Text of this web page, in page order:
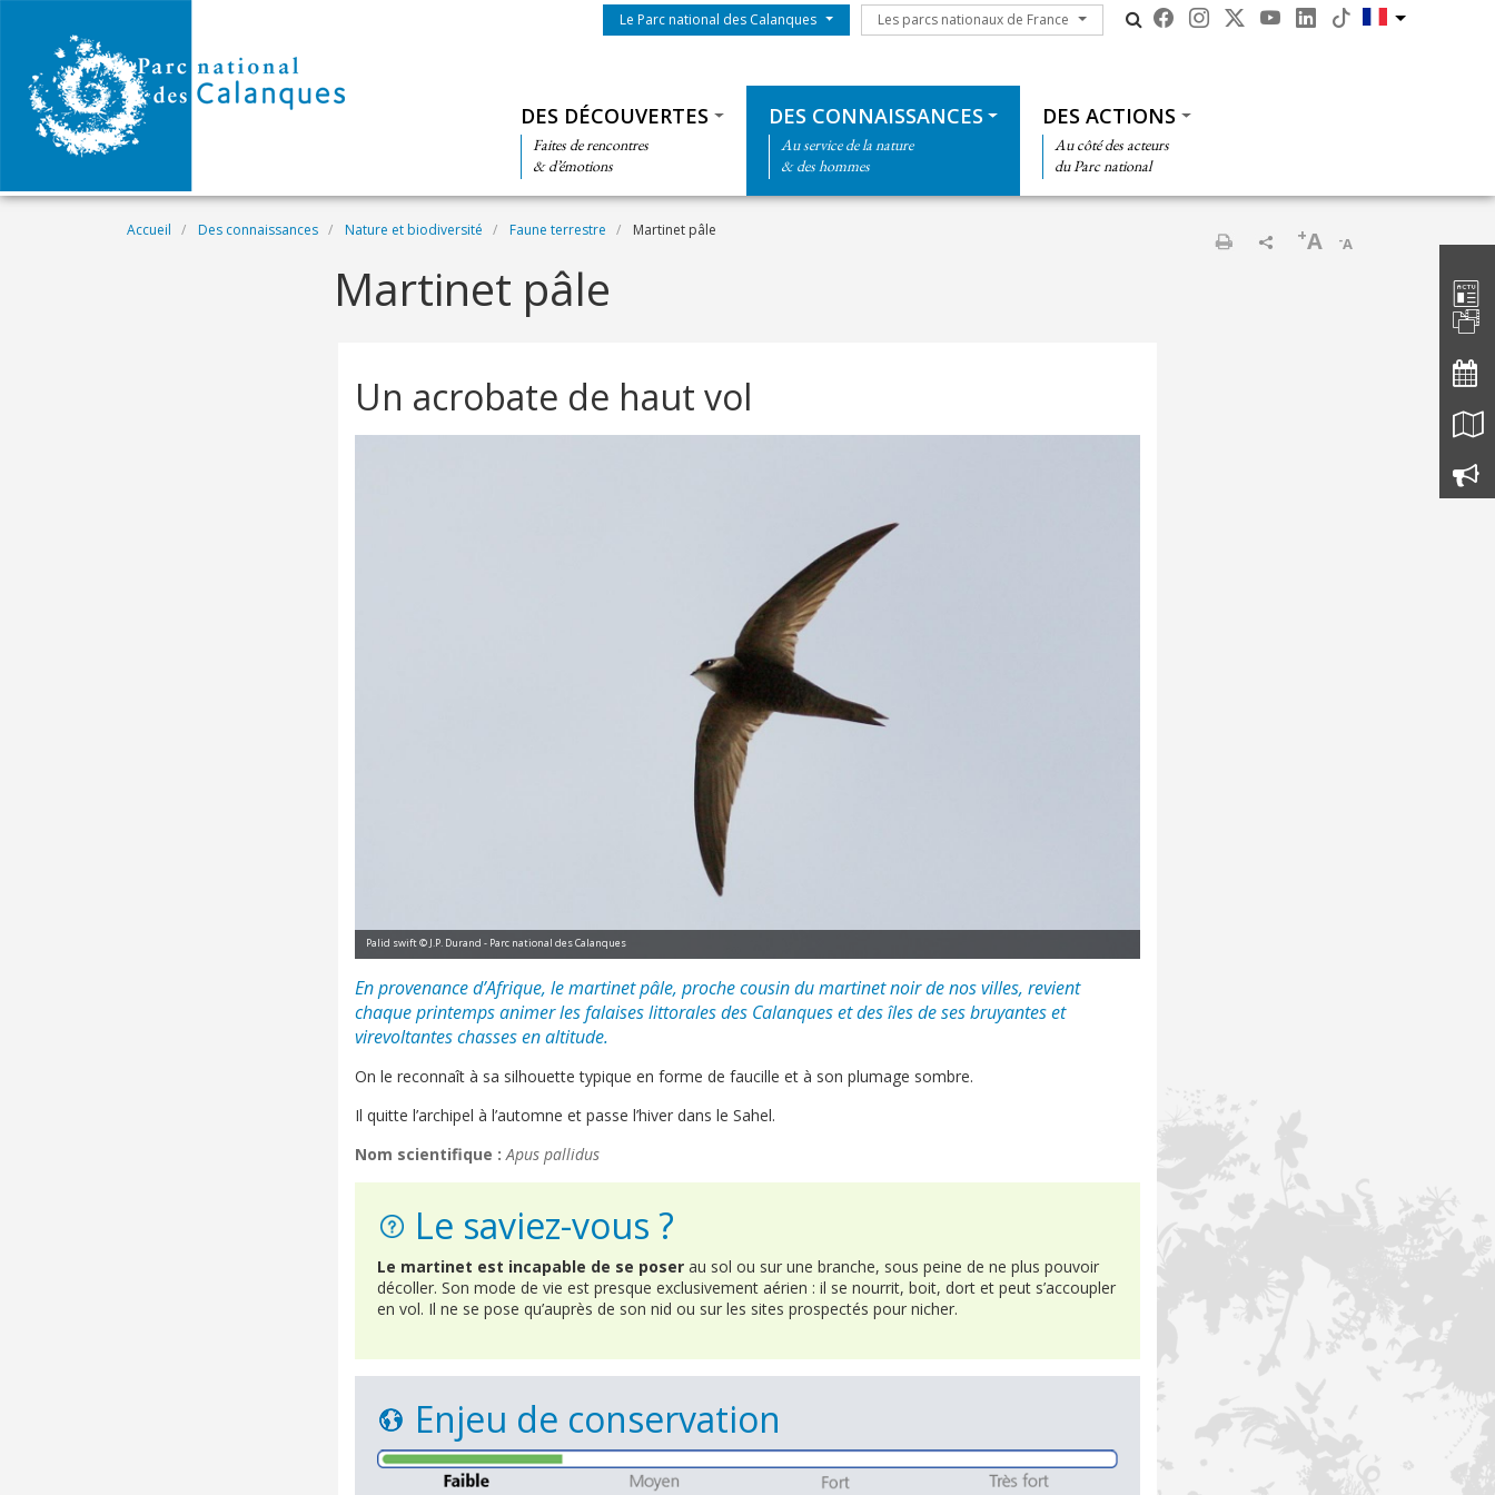
Menu du parc
Le Parc national des Calanques Les parcs nationaux de France
Les parcs nationaux de France
DES DÉCOUVERTES
Faites de rencontres
& d’émotions
DES CONNAISSANCES
Au service de la nature
& des hommes
DES ACTIONS
Au côté des acteurs
du Parc national
Fil d'Ariane
Accueil Des connaissances Nature et biodiversité Faune terrestre Martinet pâle
-A
+A
Martinet pâle
Un acrobate de haut vol
Palid swift © J.P. Durand - Parc national des Calanques
En provenance d’Afrique, le martinet pâle, proche cousin du martinet noir de nos villes, revient
chaque printemps animer les falaises littorales des Calanqueset desîlesde ses bruyantes et
virevoltantes chasses en altitude.
On le reconnaît à sa silhouette typique en forme de faucille et à son plumage sombre.
Il quitte l’archipel à l’automne et passe l’hiver dans le Sahel.
Nom scientifique : Apus pallidus
Le saviez-vous ?
Le martinet est incapable de se poser au sol ou sur une branche, sous peine de ne plus pouvoir
décoller. Son mode de vie est presque exclusivement aérien : il se nourrit, boit, dort et peut s’accoupler
en vol. Il ne se pose qu’auprès de son nid ou sur les sites prospectés pour nicher.
Enjeu de conservation